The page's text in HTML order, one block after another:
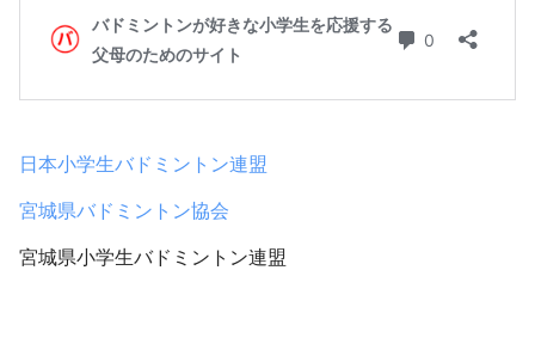
日本小学生バドミントン連盟
宮城県バドミントン協会
宮城県小学生バドミントン連盟